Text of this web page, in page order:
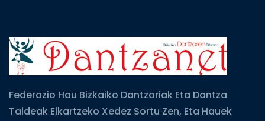
Federazio Hau Bizkaiko Dantzariak Eta Dantza
Taldeak Elkartzeko Xedez Sortu Zen, Eta Hauek